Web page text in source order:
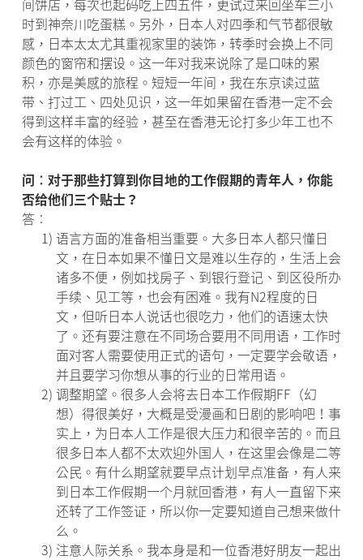
间饼店，每次也起码吃上四五件，更试过来回坐车三小
时到神奈川吃蛋糕。另外，日本人对四季和气节都很敏
感，日本太太尤其重视家里的装饰，转季时会换上不同
颜色的窗帘和摆设。这一年对我来说除了是口味的累
积，亦是美感的旅程。短短一年间，我在东京读过蓝
带、打过工、四处见识，这一年如果留在香港一定不会
得到这样丰富的经验，甚至在香港无论打多少年工也不
会有这样的体验。
问︰对于那些打算到你目地的工作假期的青年人，你能
否给他们三个贴士？
答︰
1) 语言方面的准备相当重要。大多日本人都只懂日
文，在日本如果不懂日文是难以生存的，生活上会
诸多不便，例如找房子、到银行登记、到区役所办
手续、见工等，也会有困难。我有N2程度的日
文，但听日本人说话也很吃力，他们的语速太快
了。还有要注意在不同场合要用不同用语，工作时
面对客人需要使用正式的语句，一定要学会敬语，
并且要学习你想从事的行业的日常用语。
2) 调整期望。很多人会将去日本工作假期FF（幻
想）得很美好，大概是受漫画和日剧的影响吧！事
实上，为日本人工作是很大压力和很辛苦的。而且
很多日本人都不太欢迎外国人，在这里会像是二等
公民。有什么期望就要早点计划早点准备，有人来
到日本工作假期一个月就回香港，有人一直留下来
还转了工作签证，所以你一定要知道自己想来做什
么。
3) 注意人际关系。我本身是和一位香港好朋友一起出